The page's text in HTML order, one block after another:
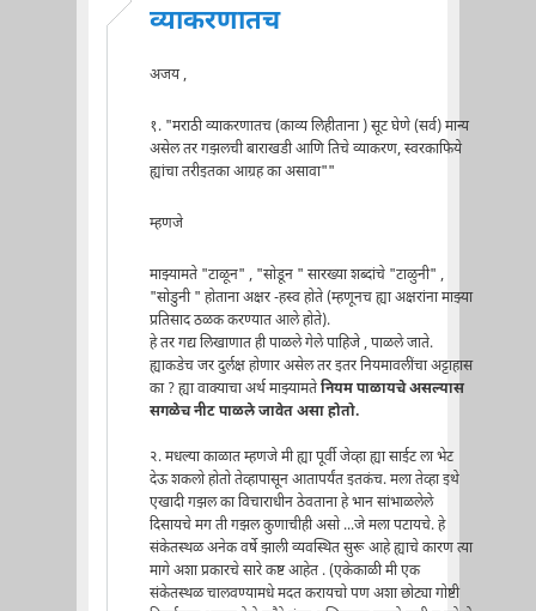
व्याकरणातच
अजय ,
१. "मराठी व्याकरणातच (काव्य लिहीताना ) सूट घेणे (सर्व) मान्य
असेल तर गझलची बाराखडी आणि तिचे व्याकरण, स्वरकाफिये
ह्यांचा तरीइतका आग्रह का असावा""
म्हणजे
माझ्यामते "टाळून" , "सोडून " सारख्या शब्दांचे "टाळुनी" ,
"सोडुनी " होताना अक्षर -हस्व होते (म्हणूनच ह्या अक्षरांना माझ्या
प्रतिसाद ठळक करण्यात आले होते).
हे तर गद्य लिखाणात ही पाळले गेले पाहिजे , पाळले जाते.
ह्याकडेच जर दुर्लक्ष होणार असेल तर इतर नियमावलींचा अट्टाहास
का ? ह्या वाक्याचा अर्थ माझ्यामतेनियम पाळायचे असल्यास
सगळेच नीट पाळले जावेत असा होतो.
२. मधल्या काळात म्हणजे मी ह्या पूर्वी जेव्हा ह्या साईट ला भेट
देऊ शकलो होतो तेव्हापासून आतापर्यंत इतकंच. मला तेव्हा इथे
एखादी गझल का विचाराधीन ठेवताना हे भान सांभाळलेले
दिसायचे मग ती गझल कुणाचीही असो ...जे मला पटायचे. हे
संकेतस्थळ अनेक वर्षे झाली व्यवस्थित सुरू आहे ह्याचे कारण त्या
मागे अशा प्रकारचे सारे कष्ट आहेत . (एकेकाळी मी एक
संकेतस्थळ चालवण्यामधे मदत करायचो पण अशा छोट्या गोष्टी